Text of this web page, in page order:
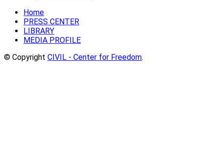
Home
PRESS CENTER
LIBRARY
MEDIA PROFILE
© Copyright CIVIL - Center for Freedom.